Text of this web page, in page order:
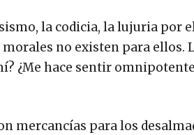
la codicia, la lujuria por
no existen para ellos.
¿Me hace sentir
mercancías para los